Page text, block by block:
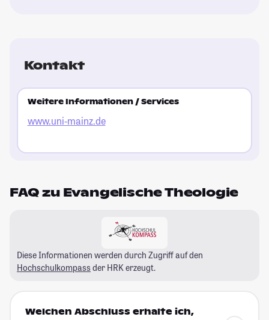
Kontakt
Weitere Informationen / Services
www.uni-mainz.de
FAQ zu Evangelische Theologie
Diese Informationen werden durch Zugriff auf den
Hochschulkompass der HRK erzeugt.
Welchen Abschluss erhalte ich,